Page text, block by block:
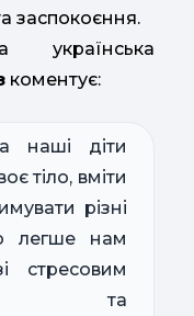
заспокоєння.
українська
коментує:
наші діти
тіло, вміти
різні
легше нам
стресовим
та